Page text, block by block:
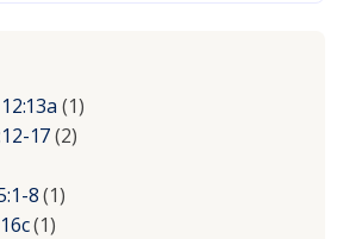
(1)
17(2)
8(1)
(1)